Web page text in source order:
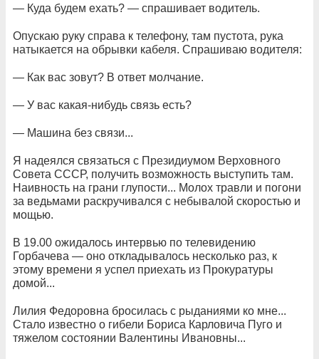
— Куда будем ехать? — спрашивает водитель.
Опускаю руку справа к телефону, там пустота, рука
натыкается на обрывки кабеля. Спрашиваю водителя:
— Как вас зовут? В ответ молчание.
— У вас какая-нибудь связь есть?
— Машина без связи...
Я надеялся связаться с Президиумом Верховного
Совета СССР, получить возможность выступить там.
Наивность на грани глупости... Молох травли и погони
за ведьмами раскручивался с небывалой скоростью и
мощью.
В 19.00 ожидалось интервью по телевидению
Горбачева — оно откладывалось несколько раз, к
этому времени я успел приехать из Прокуратуры
домой...
Лилия Федоровна бросилась с рыданиями ко мне...
Стало известно о гибели Бориса Карловича Пуго и
тяжелом состоянии Валентины Ивановны...